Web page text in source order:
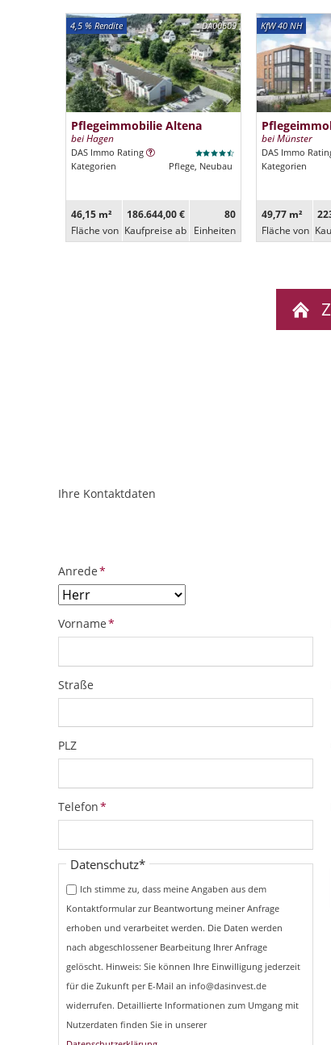
DA00609
4,5 % Rendite
Pflegeimmobilie Altena
bei Hagen
DAS Immo Rating
Kategorien
Pflege, Neubau
46,15 m²
Fläche von
186.644,00 €
Kaufpreise ab
80
Ein­heiten
KfW 40 NH
bei Münster
DAS Immo
Kategorien
49,77 m²
Fläche von
ObjektPlatzhalter
URL
Ihre Kontaktdaten
Pflichtfeld
Anrede*
Pflichtfeld
Vorname*
Straße
PLZ
Pflichtfeld
Telefon*
Pflichtfeld
Datenschutz*
Ich stimme zu, dass meine Angaben aus dem
Kontaktformular zur Beantwortung meiner Anfrage
erhoben und verarbeitet werden. Die Daten werden
nach abgeschlossener Bearbeitung Ihrer Anfrage
gelöscht. Hinweis: Sie können Ihre Einwilligung jederzeit
für die Zukunft per E-Mail an info@dasinvest.de
widerrufen. Detaillierte Informationen zum Umgang mit
Nutzerdaten finden Sie in unserer